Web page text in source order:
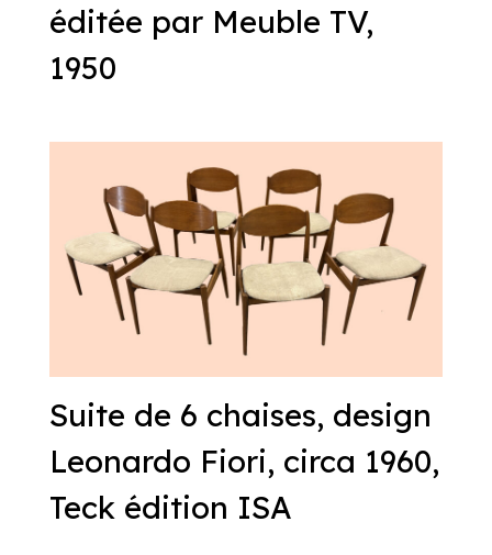
éditée par Meuble TV,
1950
Suite de 6 chaises, design
Leonardo Fiori, circa 1960,
Teck édition ISA